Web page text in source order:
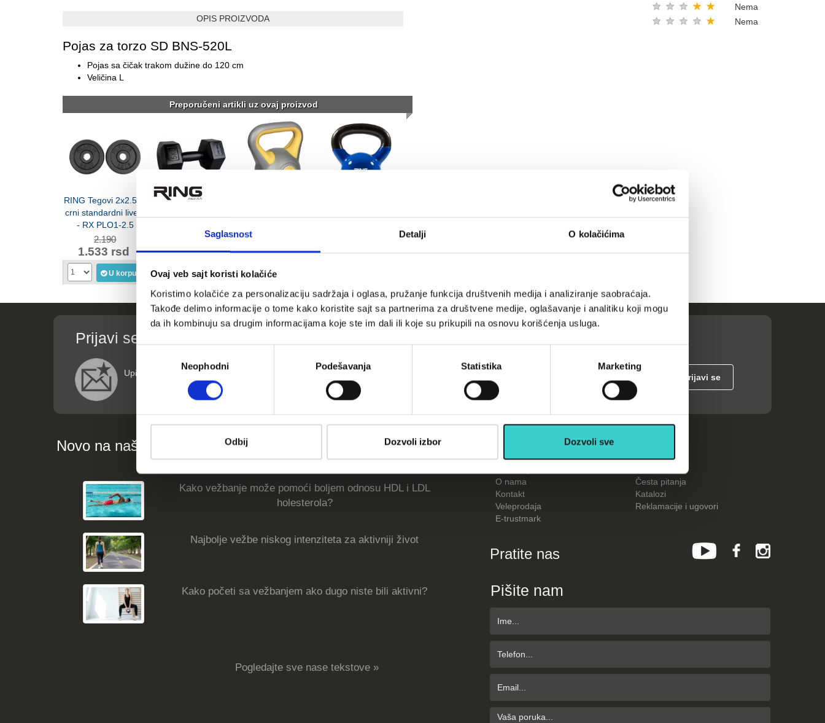
Saglasnost Detalji O kolačićima
Ovaj veb sajt koristi kolačiće
Koristimo kolačiće za personalizaciju sadržaja i oglasa, pružanje funkcija društvenih medija i analiziranje saobraćaja.
Takođe delimo informacije o tome kako koristite sajt sa partnerima za društvene medije, oglašavanje i analitiku koji mogu
da ih kombinuju sa drugim informacijama koje ste im dali ili koje su prikupili na osnovu korišćenja usluga.
сагласностиNeophodni Podešavanja Statistika Marketing
Odbij Dozvoli izbor Dozvoli sve
OPIS PROIZVODA
Pojas za torzo SD BNS-520L
Pojas sa čičak trakom dužine do 120 cm
Veličina L
Preporučeni artikli uz ovaj proizvod
RING Tegovi 2x2.5kg
crni standardni liveni
- RX PLO1-2.5
1.533 rsd
2.190
U korpu
RING Bučica 1x5kg
1.533 rsd
U korpu
1.323 rsd 1.743 rsd
★
★
★
★
★ Nema
★
★
★
★
★ Nema
Prijavi se za informacije o popustima, akcijama, treninzima
Upišite vaše podatke (ime i email adresu)
Novo na našem blogu
Kako vežbanje može pomoći boljem odnosu HDL i LDL
holesterola?
Najbolje vežbe niskog intenziteta za aktivniji život
Kako početi sa vežbanjem ako dugo niste bili aktivni?
Pogledajte sve nase tekstove »
Informacije
O nama
Česta pitanja
Kontakt
Katalozi
Veleprodaja
Reklamacije i ugovori
E-trustmark
Pratite nas
Pišite nam